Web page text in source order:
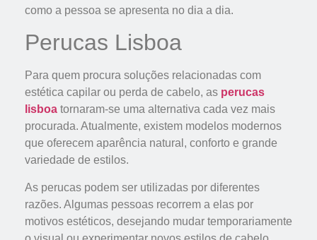
como a pessoa se apresenta no dia a dia.
Perucas Lisboa
Para quem procura soluções relacionadas com
estética capilar ou perda de cabelo, as perucas
lisboa tornaram-se uma alternativa cada vez mais
procurada. Atualmente, existem modelos modernos
que oferecem aparência natural, conforto e grande
variedade de estilos.
As perucas podem ser utilizadas por diferentes
razões. Algumas pessoas recorrem a elas por
motivos estéticos, desejando mudar temporariamente